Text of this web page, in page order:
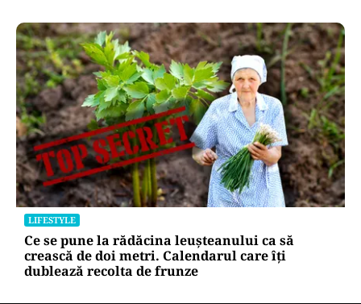
LIFESTYLE
Ce se pune la rădăcina leușteanului ca să
crească de doi metri. Calendarul care îți
dublează recolta de frunze